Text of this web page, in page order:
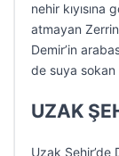
nehir
atmayan
Demir’in
de suya
UZAK
Uzak Şehir’de